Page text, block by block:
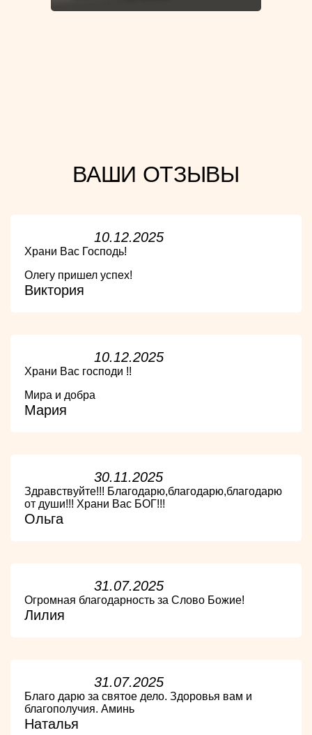
ВАШИ ОТЗЫВЫ
10.12.2025
Храни Вас Господь!
Олегу пришел успех!
Виктория
10.12.2025
Храни Вас господи !!
Мира и добра
Мария
30.11.2025
Здравствуйте!!! Благодарю,благодарю,благодарю
от души!!! Храни Вас БОГ!!!
Ольга
31.07.2025
Огромная благодарность за Слово Божие!
Лилия
31.07.2025
Благо дарю за святое дело. Здоровья вам и
благополучия. Аминь
Наталья